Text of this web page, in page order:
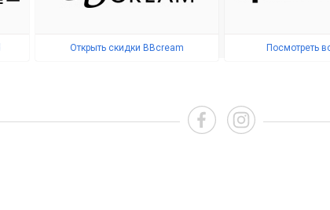
Открыть скидки BBcream Посмотреть